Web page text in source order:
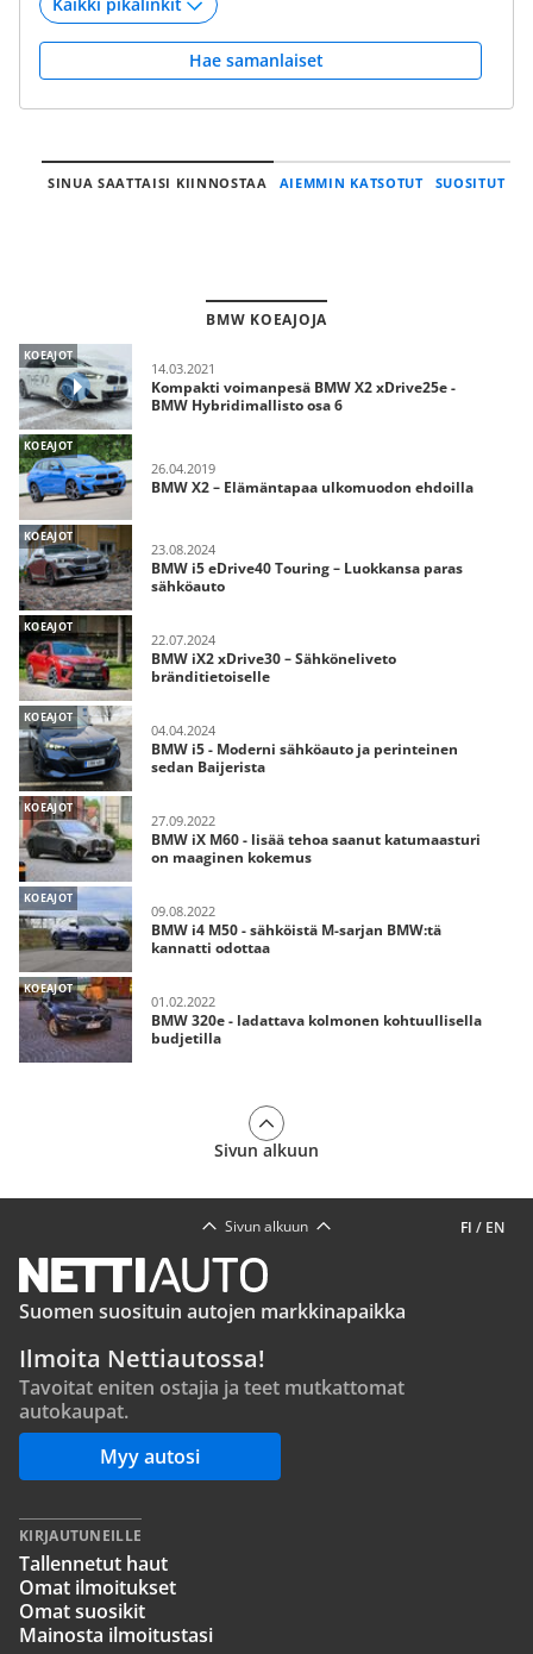
Hae samanlaiset
SINUA SAATTAISI KIINNOSTAA AIEMMIN KATSOTUT SUOSITUT
BMW KOEAJOJA
KOEAJOT
14.03.2021
Kompakti voimanpesä BMW X2 xDrive25e -
BMW Hybridimallisto osa 6
KOEAJOT
26.04.2019
BMW X2 – Elämäntapaa ulkomuodon ehdoilla
KOEAJOT
23.08.2024
BMW i5 eDrive40 Touring – Luokkansa paras
sähköauto
KOEAJOT
22.07.2024
BMW iX2 xDrive30 – Sähköneliveto
bränditietoiselle
KOEAJOT
04.04.2024
BMW i5 - Moderni sähköauto ja perinteinen
sedan Baijerista
KOEAJOT
27.09.2022
BMW iX M60 - lisää tehoa saanut katumaasturi
on maaginen kokemus
KOEAJOT
09.08.2022
BMW i4 M50 - sähköistä M-sarjan BMW:tä
kannatti odottaa
KOEAJOT
01.02.2022
BMW 320e - ladattava kolmonen kohtuullisella
budjetilla
Sivun alkuun
FI / EN
Sivun alkuun
Suomen suosituin autojen markkinapaikka
Ilmoita Nettiautossa!
Tavoitat eniten ostajia ja teet mutkattomat
autokaupat.
Myy autosi
KIRJAUTUNEILLE
Tallennetut haut
Omat ilmoitukset
Omat suosikit
Mainosta ilmoitustasi